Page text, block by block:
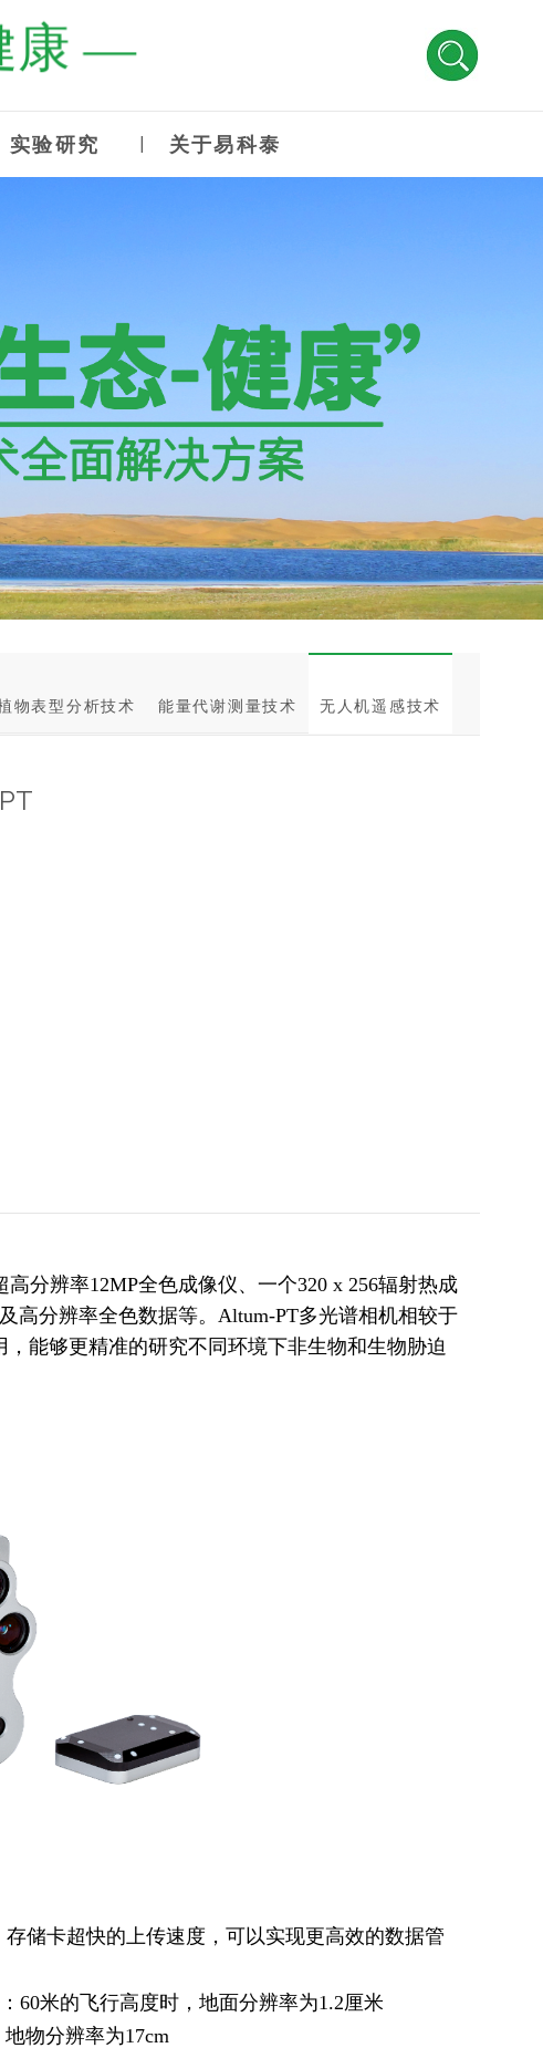
康 —
实验研究 关于易科泰
物表型分析技术 能量代谢测量技术 无人机遥感技术
分辨率12MP全色成像仪、一个320 x 256辐射热成
高分辨率全色数据等。Altum-PT多光谱相机相较于
能够更精准的研究不同环境下非生物和生物胁迫
储卡超快的上传速度，可以实现更高效的数据管
60米的飞行高度时，地面分辨率为1.2厘米
物分辨率为17cm